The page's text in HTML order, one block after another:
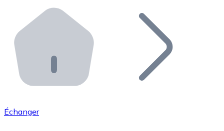
Distributeurs automatiques Bitnovo
Intégrez un ATM Bitnovo dans votre entreprise et
API Bitnovo
Intégrez notre API dans votre écosystème.
Rejoignez notre réseau de distributeurs et
Échanger